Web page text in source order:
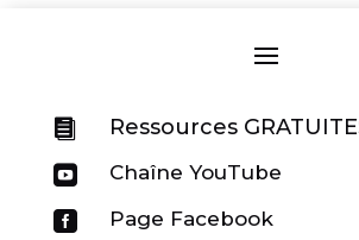
 Ressources
 Chaîne YouTube
 Page Facebook